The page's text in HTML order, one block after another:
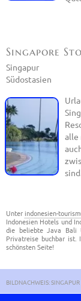
Singapore
Singapur
Südostasien
alle
Unter indonesien-
Indonesien Hotels und
die beliebte Java Bali
Privatreise buchbar ist.
schönsten Seite!
BILDNACHWEIS: